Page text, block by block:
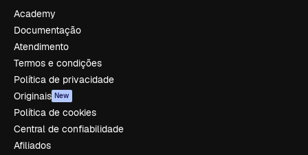
Academy
Documentação
Atendimento
Termos e condições
Política de privacidade
Originais New
Política de cookies
Central de confiabilidade
Afiliados